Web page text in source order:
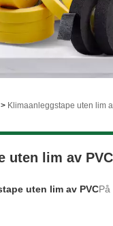
> Klimaanleggstape uten lim
uten lim av PVC
uten lim av PVCPå